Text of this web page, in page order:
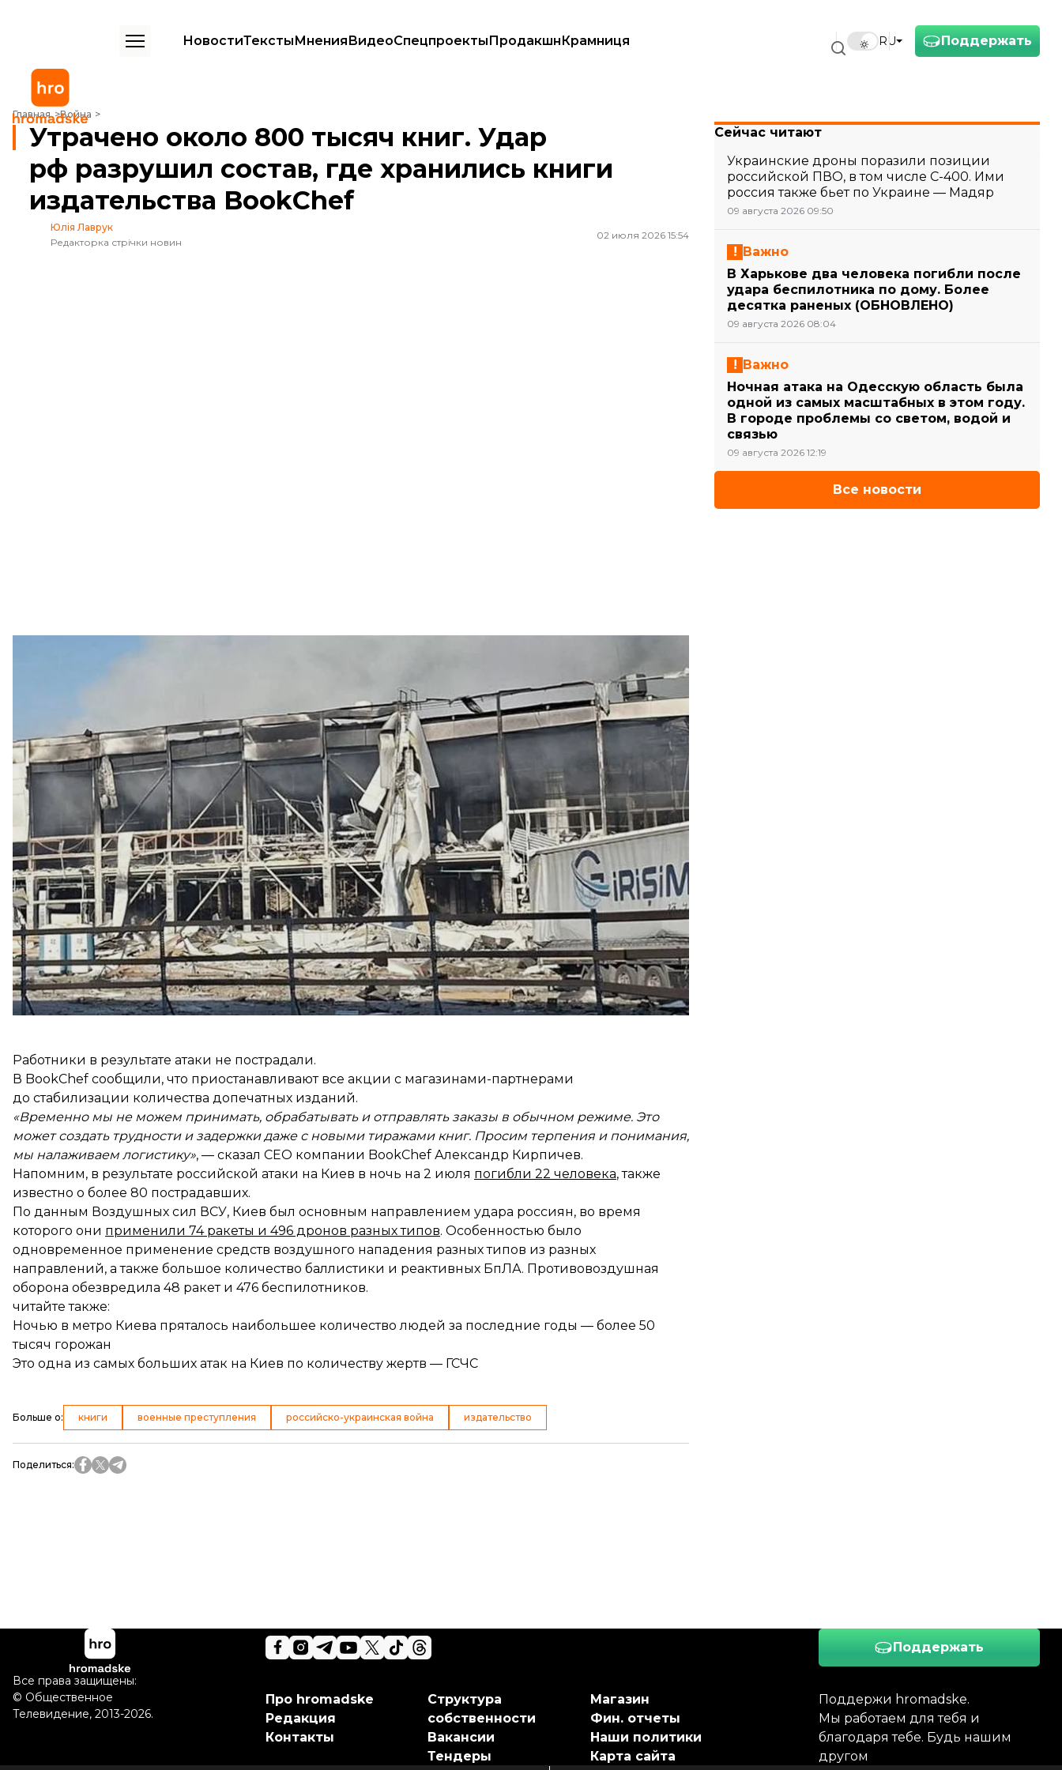
Поддержать
RU
НовостиТекстыМненияВидеоСпецпроектыПродакшнКрамниця
Главная Война
Утрачено около 800 тысяч книг. Удар рф разрушил состав, где хранились книги издательства BookChef
Утрачено около 800 тысяч книг. Удар
рф разрушил состав, где хранились книги
издательства BookChef
Юлія Лаврук
Редакторка стрічки новин
02 июля 2026 15:54
российский удар в ночь на 2 июля уничтожил центральный состав логистического партнера
издательства BookChef — Denka Logistics. В результате атаки утрачена большая часть тиража —
примерно 800 тысяч книг.
Об этомсообщилив BookChef.
Так, в результате обстрела состав, где хранились книги издательства BookChef, был разрушен.
«Большинство тиража, а это примерно 800 тысяч книг, утрачены. Это книги, над которыми работали
авторы, переводчики, редакторы, иллюстраторы, дизайнеры, типографии, менеджеры, логисты. Это
годы работы большого количества людей», — написали в издательстве.
Работники в результате атаки не пострадали.
В BookChef сообщили, что приостанавливают все акции с магазинами-партнерами
до стабилизации количества допечатных изданий.
«Временно мы не можем принимать, обрабатывать и отправлять заказы в обычном режиме. Это
может создать трудности и задержки даже с новыми тиражами книг. Просим терпения и понимания,
мы налаживаем логистику», — сказал CEO компании BookChef Александр Кирпичев.
Напомним, в результате российской атаки на Киев в ночь на 2 июля погибли 22 человека, также
известно о более 80 пострадавших.
По данным Воздушных сил ВСУ, Киев был основным направлением удара россиян, во время
которого они применили 74 ракеты и 496 дронов разных типов. Особенностью было
одновременное применение средств воздушного нападения разных типов из разных
направлений, а также большое количество баллистики и реактивных БпЛА. Противовоздушная
оборона обезвредила 48 ракет и 476 беспилотников.
читайте также:
Ночью в метро Киева пряталось наибольшее количество людей за последние годы — более 50
тысяч горожан
Это одна из самых больших атак на Киев по количеству жертв — ГСЧС
Больше о: книги военные преступления российско-украинская война издательство
Поделиться:
Сейчас читают
Украинские дроны поразили позиции
российской ПВО, в том числе С-400. Ими
россия также бьет по Украине — Мадяр
09 августа 2026 09:50
Важно
В Харькове два человека погибли после
удара беспилотника по дому. Более
десятка раненых (ОБНОВЛЕНО)
09 августа 2026 08:04
Важно
Ночная атака на Одесскую область была
одной из самых масштабных в этом году.
В городе проблемы со светом, водой и
связью
09 августа 2026 12:19
Все новости
Поддержать
Поддержи hromadske.
Мы работаем для тебя и
благодаря тебе. Будь нашим
другом
Про hromadske
Редакция
Контакты
Структура
собственности
Вакансии
Тендеры
Магазин
Фин. отчеты
Наши политики
Карта сайта
Все права защищены:
© Общественное
Телевидение, 2013-2026.